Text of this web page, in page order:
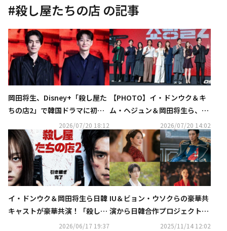
#殺し屋たちの店 の記事
岡田将生、Disney+「殺し屋た
ちの店2」で韓国ドラマに初挑
戦！イ・ドンウクらから学んだ
こととは？
2026/07/20 18:12
【PHOTO】イ・ドンウク＆キ
ム・ヘジュン＆岡田将生ら、ド
ラマ「殺し屋たちの店2」制作
発表会に出席
2026/07/20 14:02
イ・ドンウク＆岡田将生ら日韓
キャストが豪華共演！「殺し屋
たちの店2」Disney+にて7月よ
2026/06/17 19:37
IU＆ビョン・ウソクらの豪華共
演から日韓合作プロジェクトま
で！Disney+の2026年新作に期
2025/11/14 12:02